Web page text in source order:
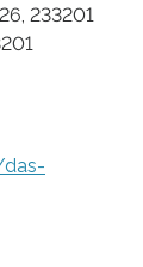
233201